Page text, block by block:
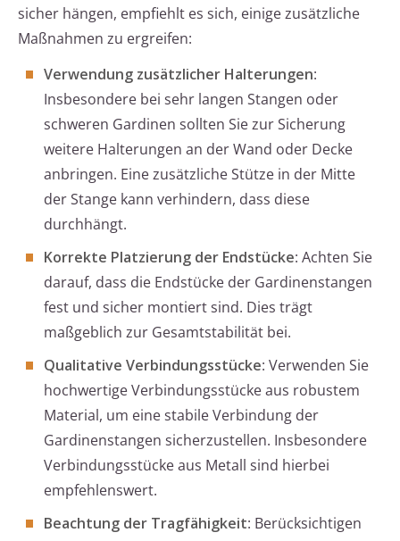
sicher hängen, empfiehlt es sich, einige zusätzliche
Maßnahmen zu ergreifen:
Verwendung zusätzlicher Halterungen:
Insbesondere bei sehr langen Stangen oder
schweren Gardinen sollten Sie zur Sicherung
weitere Halterungen an der Wand oder Decke
anbringen. Eine zusätzliche Stütze in der Mitte
der Stange kann verhindern, dass diese
durchhängt.
Korrekte Platzierung der Endstücke: Achten Sie
darauf, dass die Endstücke der Gardinenstangen
fest und sicher montiert sind. Dies trägt
maßgeblich zur Gesamtstabilität bei.
Qualitative Verbindungsstücke: Verwenden Sie
hochwertige Verbindungsstücke aus robustem
Material, um eine stabile Verbindung der
Gardinenstangen sicherzustellen. Insbesondere
Verbindungsstücke aus Metall sind hierbei
empfehlenswert.
Beachtung der Tragfähigkeit: Berücksichtigen